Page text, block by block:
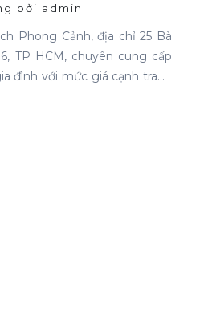
bởi admin
Phong Cảnh, địa chỉ 25 Bà
TP HCM, chuyên cung cấp
đình với mức giá cạnh tranh